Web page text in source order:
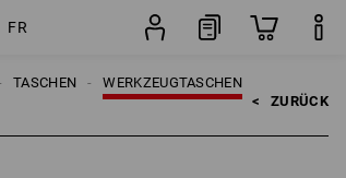
FR
WERKZEUGTASCHEN
TASCHEN
< ZURÜCK